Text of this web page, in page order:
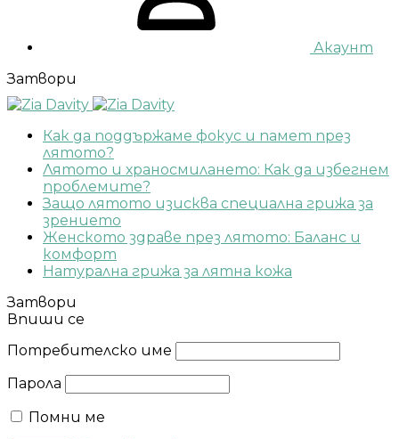
Акаунт
Затвори
Как да поддържаме фокус и памет през
лятото?
Лятото и храносмилането: Как да избегнем
проблемите?
Защо лятото изисква специална грижа за
зрението
Женското здраве през лятото: Баланс и
комфорт
Натурална грижа за лятна кожа
Затвори
Впиши се
Потребителско име
Парола
Помни ме